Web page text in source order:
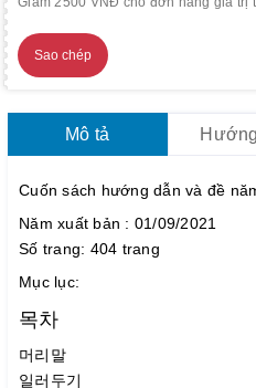
Sao chép
Mô tả
Cuốn sách hướng dẫn và đề
Năm xuất bản : 01/09/2021
Số trang: 404 trang
Mục lục:
목차
머리말
일러두기